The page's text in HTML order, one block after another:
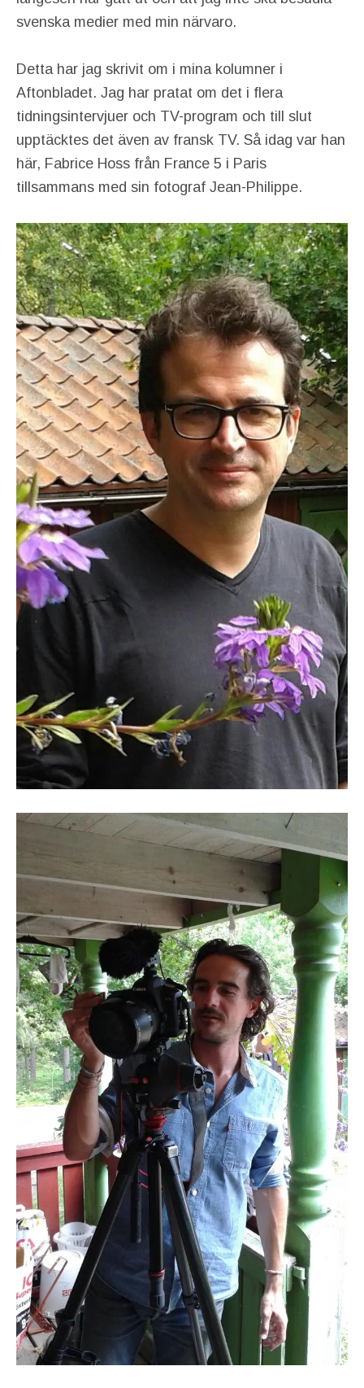
svenska medier med min närvaro.
Detta har jag skrivit om i mina kolumner i
Aftonbladet. Jag har pratat om det i flera
tidningsintervjuer och TV-program och till slut
upptäcktes det även av fransk TV. Så idag var han
här, Fabrice Hoss från France 5 i Paris
tillsammans med sin fotograf Jean-Philippe.